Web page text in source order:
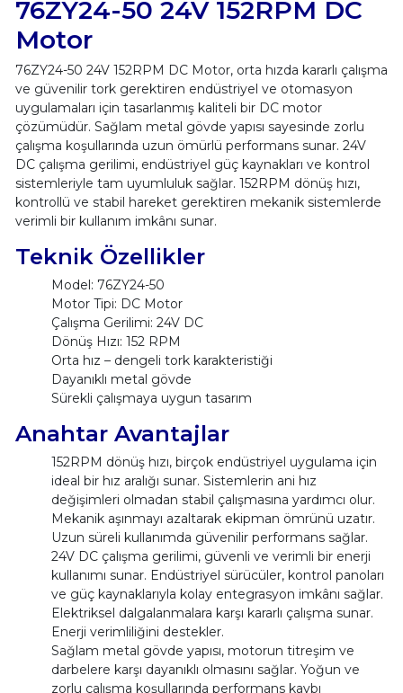
76ZY24-50 24V 152RPM DC
Motor
76ZY24-50 24V 152RPM DC Motor, orta hızda kararlı çalışma
ve güvenilir tork gerektiren endüstriyel ve otomasyon
uygulamaları için tasarlanmış kaliteli bir DC motor
çözümüdür. Sağlam metal gövde yapısı sayesinde zorlu
çalışma koşullarında uzun ömürlü performans sunar. 24V
DC çalışma gerilimi, endüstriyel güç kaynakları ve kontrol
sistemleriyle tam uyumluluk sağlar. 152RPM dönüş hızı,
kontrollü ve stabil hareket gerektiren mekanik sistemlerde
verimli bir kullanım imkânı sunar.
Teknik Özellikler
Model: 76ZY24-50
Motor Tipi: DC Motor
Çalışma Gerilimi: 24V DC
Dönüş Hızı: 152 RPM
Orta hız – dengeli tork karakteristiği
Dayanıklı metal gövde
Sürekli çalışmaya uygun tasarım
Anahtar Avantajlar
152RPM dönüş hızı, birçok endüstriyel uygulama için
ideal bir hız aralığı sunar. Sistemlerin ani hız
değişimleri olmadan stabil çalışmasına yardımcı olur.
Mekanik aşınmayı azaltarak ekipman ömrünü uzatır.
Uzun süreli kullanımda güvenilir performans sağlar.
24V DC çalışma gerilimi, güvenli ve verimli bir enerji
kullanımı sunar. Endüstriyel sürücüler, kontrol panoları
ve güç kaynaklarıyla kolay entegrasyon imkânı sağlar.
Elektriksel dalgalanmalara karşı kararlı çalışma sunar.
Enerji verimliliğini destekler.
Sağlam metal gövde yapısı, motorun titreşim ve
darbelere karşı dayanıklı olmasını sağlar. Yoğun ve
zorlu çalışma koşullarında performans kaybı